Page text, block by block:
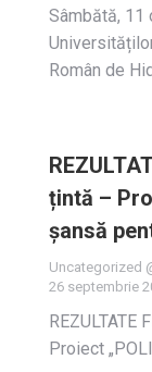
Sâmbătă, 11
Român de
țintă –
șansă
Uncategorized
26 septembrie
REZULTATE
Proiect